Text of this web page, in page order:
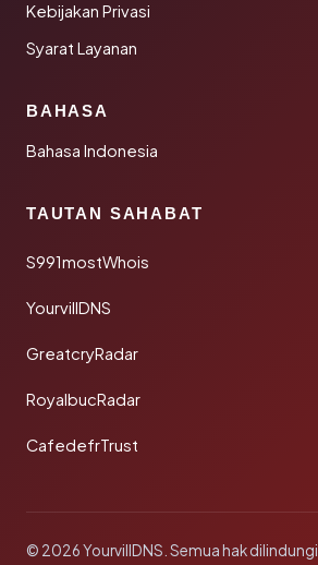
Kebijakan Privasi
Syarat Layanan
BAHASA
Bahasa Indonesia
TAUTAN SAHABAT
S991mostWhois
YourvillDNS
GreatcryRadar
RoyalbucRadar
CafedefrTrust
© 2026 YourvillDNS. Semua hak dilindungi.